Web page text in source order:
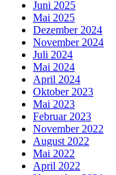
Juni 2025
Mai 2025
Dezember 2024
November 2024
Juli 2024
Mai 2024
April 2024
Oktober 2023
Mai 2023
Februar 2023
November 2022
August 2022
Mai 2022
April 2022